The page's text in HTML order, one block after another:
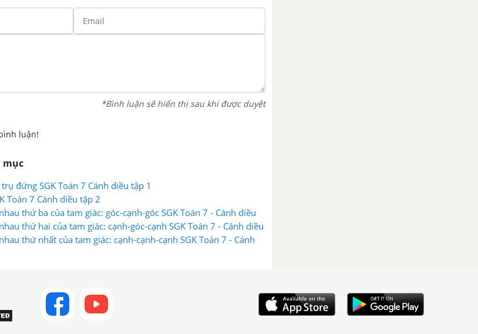
*Bình luận sẽ hiển thị sau khi được duyệt
luận!
mục
đứng SGK Toán 7 Cánh diều tập 1
Toán 7 Cánh diều tập 2
thứ ba của tam giác: góc-cạnh-góc SGK Toán 7 - Cánh diều
thứ hai của tam giác: cạnh-góc-cạnh SGK Toán 7 - Cánh diều
thứ nhất của tam giác: cạnh-cạnh-cạnh SGK Toán 7 - Cánh